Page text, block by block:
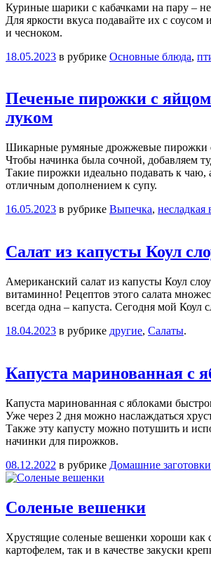
Куриные шарики с кабачками на пару –
Для яркости вкуса подавайте их с соусом
и чесноком.
18.05.2023 в рубрике Основные блюда,
Печеные пирожки с
луком
Шикарные румяные дрожжевые пирожки
Чтобы начинка была сочной, добавляем
Такие пирожки идеально подавать к чаю,
отличным дополнением к супу.
16.05.2023 в рубрике Выпечка, несладкая
Салат из капусты Коул
Американский салат из капусты Коул
витаминно! Рецептов этого салата
всегда одна – капуста. Сегодня мой Коул
18.04.2023 в рубрике другие, Салаты.
Капуста маринованная с
Капуста маринованная с яблоками
Уже через 2 дня можно наслаждаться
Также эту капусту можно потушить и
начинки для пирожков.
08.12.2022 в рубрике Домашние заготовки
Соленые вешенки
Хрустящие соленые вешенки хороши как
картофелем, так и в качестве закуски